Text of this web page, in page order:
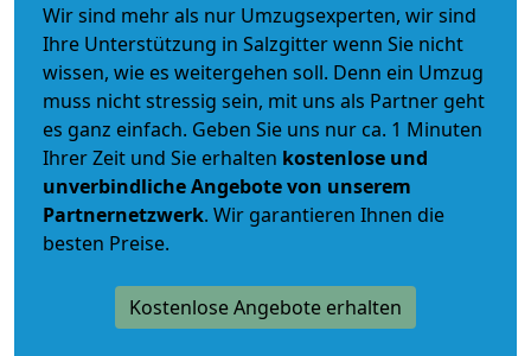
Wir sind mehr als nur Umzugsexperten, wir sind
Ihre Unterstützung in Salzgitter wenn Sie nicht
wissen, wie es weitergehen soll. Denn ein Umzug
muss nicht stressig sein, mit uns als Partner geht
es ganz einfach. Geben Sie uns nur ca. 1 Minuten
Ihrer Zeit und Sie erhalten kostenlose und
unverbindlicheAngebote von unserem
Partnernetzwerk. Wir garantieren Ihnen die
besten Preise.
Kostenlose Angebote erhalten